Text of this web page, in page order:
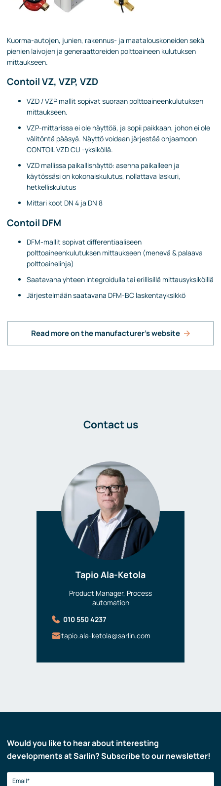
Kuorma-autojen, junien, rakennus- ja maatalouskoneiden sekä
pienien laivojen ja generaattoreiden polttoaineen kulutuksen
mittaukseen.
Contoil VZ, VZP, VZD
VZD / VZP mallit sopivat suoraan polttoaineenkulutuksen
mittaukseen.
VZP-mittarissa ei ole näyttöä, ja sopii paikkaan, johon ei ole
välitöntä pääsyä. Näyttö voidaan järjestää ohjaamoon
CONTOIL VZD CU -yksiköllä.
VZD mallissa paikallisnäyttö: asenna paikalleen ja
käytössäsi on kokonaiskulutus, nollattava laskuri,
hetkelliskulutus
Mittari koot DN 4 ja DN 8
Contoil DFM
DFM-mallit sopivat differentiaaliseen
polttoaineenkulutuksen mittaukseen (menevä & palaava
polttoainelinja)
Saatavana yhteen integroidulla tai erillisillä mittausyksiköillä
Järjestelmään saatavana DFM-BC laskentayksikkö
Read more on the manufacturer's website
Contact us
Tapio Ala-Ketola
Product Manager, Process
automation
010 550 4237
tapio.ala-ketola@sarlin.com
Would you like to hear about interesting
developments at Sarlin? Subscribe to our newsletter!